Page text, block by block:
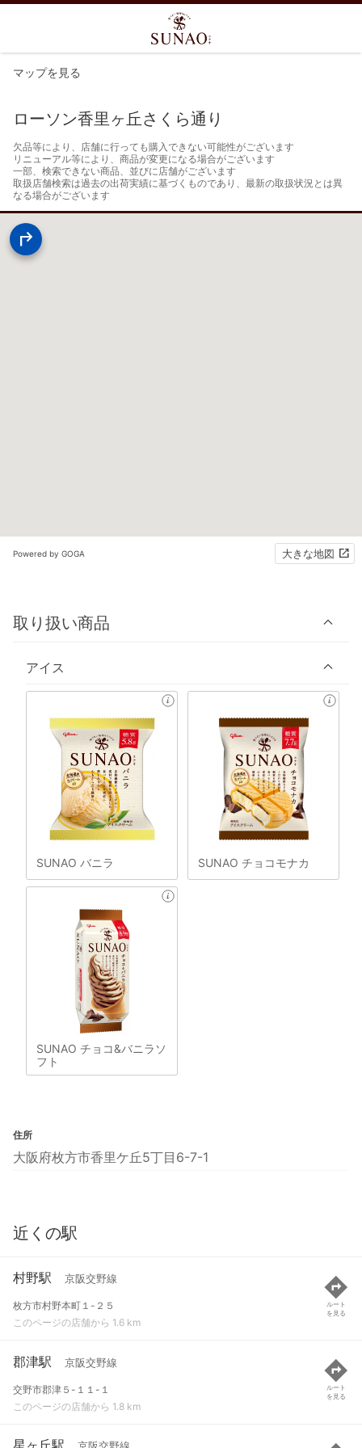
マップを見る
ローソン香里ヶ丘さくら通り
欠品等により、店舗に行っても購入できない可能性がございます
リニューアル等により、商品が変更になる場合がございます
一部、検索できない商品、並びに店舗がございます
取扱店舗検索は過去の出荷実績に基づくものであり、最新の取扱状況とは異
なる場合がございます
Powered by GOGA 大きな地図
取り扱い商品
アイス
SUNAO バニラ SUNAO チョコモナカ
SUNAO チョコ&バニラソ
フト
住所
大阪府枚方市香里ケ丘5丁目6-7-1
近くの駅
村野駅 京阪交野線
枚方市村野本町１-２５
このページの店舗から 1.6 km
ルート
を見る
郡津駅 京阪交野線
交野市郡津５-１１-１
このページの店舗から 1.8 km
ルート
を見る
星ヶ丘駅